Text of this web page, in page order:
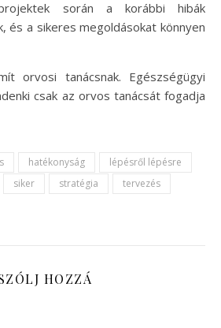
során a korábbi hibák
és a sikeres megoldásokat könnyen
orvosi tanácsnak. Egészségügyi
csak az orvos tanácsát fogadja
hatékonyság
lépésről lépésre
siker stratégia
tervezés
HOZZÁ